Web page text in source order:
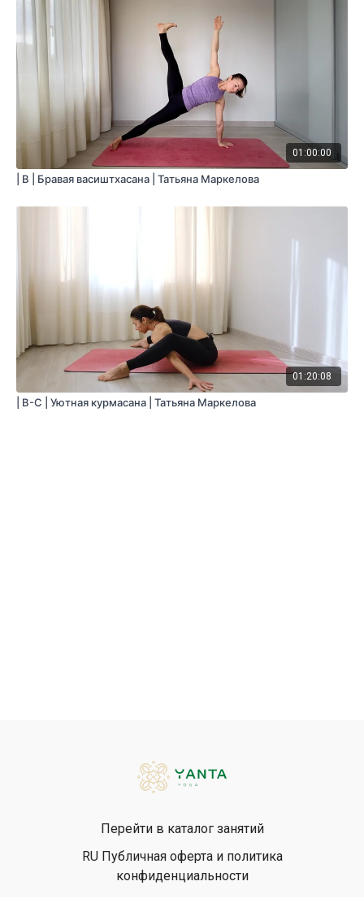
01:00:00
| B | Бравая васиштхасана | Татьяна Маркелова
01:20:08
| B-C | Уютная курмасана | Татьяна Маркелова
Перейти в каталог занятий
RU Публичная оферта и политика
конфиденциальности